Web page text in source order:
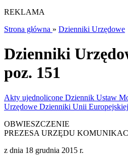
REKLAMA
Strona główna » Dzienniki Urzędowe
Dzienniki
poz. 151
Akty ujednolicone Dziennik Ustaw
Urzędowe Dzienniki Unii Europejskiej
OBWIESZCZENIE
PREZESA URZĘDU
z dnia 18 grudnia 2015 r.